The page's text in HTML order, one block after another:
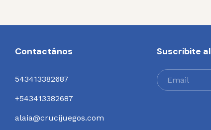
Contactános
543413382687
+543413382687
alaia@crucijuegos.com
Suscribite